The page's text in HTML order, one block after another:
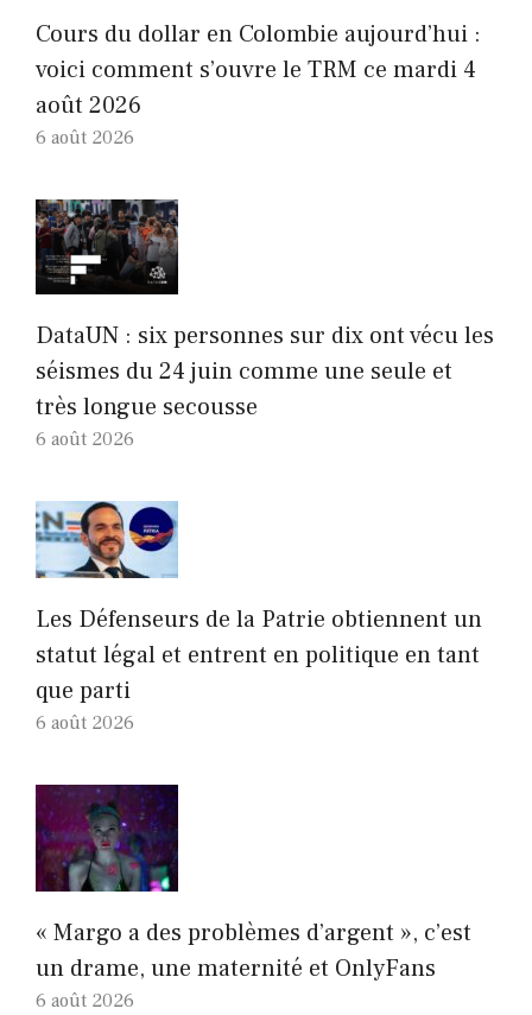
Cours du dollar en Colombie aujourd’hui :
voici comment s’ouvre le TRM ce mardi 4
août 2026
6 août 2026
DataUN : six personnes sur dix ont vécu les
séismes du 24 juin comme une seule et
très longue secousse
6 août 2026
Les Défenseurs de la Patrie obtiennent un
statut légal et entrent en politique en tant
que parti
6 août 2026
« Margo a des problèmes d’argent », c’est
un drame, une maternité et OnlyFans
6 août 2026